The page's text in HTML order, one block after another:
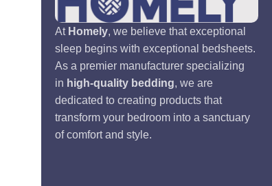
At Homely, we believe that exceptional
sleep begins with exceptional bedsheets.
As a premier manufacturer specializing
in high-quality bedding, we are
dedicated to creating products that
transform your bedroom into a sanctuary
of comfort and style.